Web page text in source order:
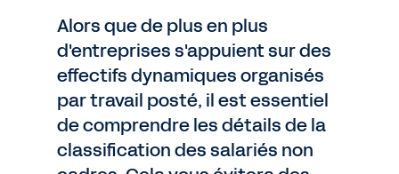
Alors que de plus en plus
d'entreprises s'appuient sur des
effectifs dynamiques organisés
par travail posté, il est essentiel
de comprendre les détails de la
classification des salariés non